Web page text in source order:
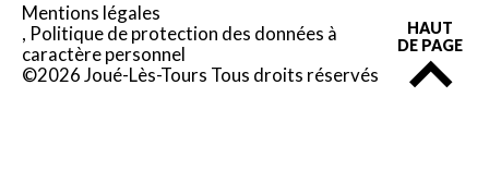
Mentions légales
Politique de protection des données à
caractère personnel
©2026 Joué-Lès-Tours Tous droits réservés
HAUT
DE PAGE